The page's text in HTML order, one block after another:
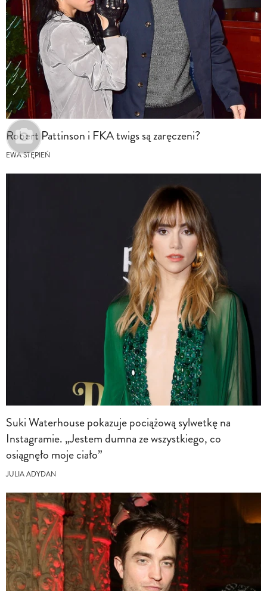
Robert Pattinson i FKA twigs są zaręczeni?
EWA STĘPIEŃ
Suki Waterhouse pokazuje pociążową sylwetkę na
Instagramie. „Jestem dumna ze wszystkiego, co
osiągnęło moje ciało”
JULIA ADYDAN